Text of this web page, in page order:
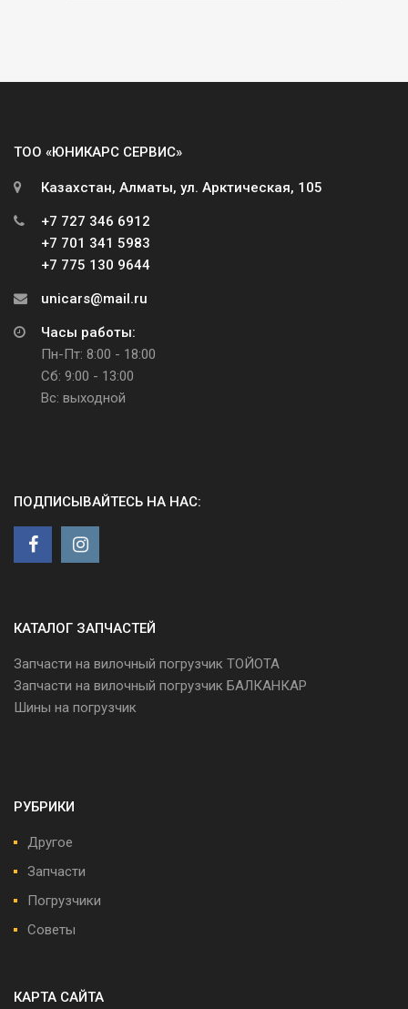
ТОО «ЮНИКАРС СЕРВИС»
Казахстан, Алматы, ул. Арктическая, 105
+7 727 346 6912
+7 701 341 5983
+7 775 130 9644
unicars@mail.ru
Часы работы:
Пн-Пт: 8:00 - 18:00
Сб: 9:00 - 13:00
Вс: выходной
ПОДПИСЫВАЙТЕСЬ НА НАС:
КАТАЛОГ ЗАПЧАСТЕЙ
Запчасти на вилочный погрузчик ТОЙОТА
Запчасти на вилочный погрузчик БАЛКАНКАР
Шины на погрузчик
РУБРИКИ
Другое
Запчасти
Погрузчики
Советы
КАРТА САЙТА